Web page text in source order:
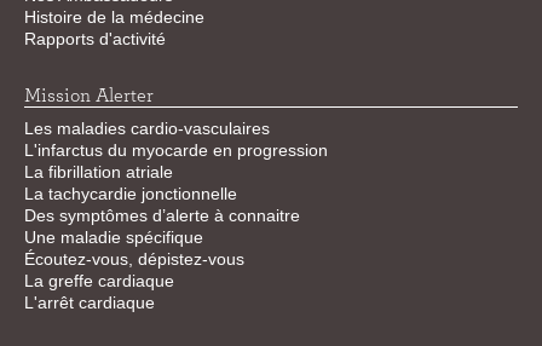
Histoire de la médecine
Rapports d'activité
Mission Alerter
Les maladies cardio-vasculaires
L'infarctus du myocarde en progression
La fibrillation atriale
La tachycardie jonctionnelle
Des symptômes d’alerte à connaitre
Une maladie spécifique
Écoutez-vous, dépistez-vous
La greffe cardiaque
L'arrêt cardiaque